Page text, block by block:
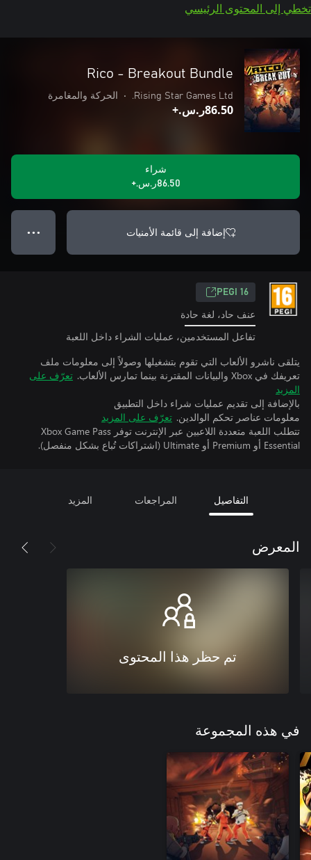
تخطي إلى المحتوى الرئيسي
Rico - Breakout Bundle
Rising Star Games Ltd.
• الحركة والمغامرة
‪ر.س.‏‎86.50‬+
شراء
‪ر.س.‏‎86.50‬+
إضافة إلى قائمة الأمنيات ● ● ●
PEGI 16
عنف حاد، لغة حادة
تفاعل المستخدمين، عمليات الشراء داخل اللعبة
يتلقى ناشرو الألعاب التي تقوم بتشغيلها وصولاً إلى معلومات ملف
تعريفك في Xbox والبيانات المقترنة بينما تمارس الألعاب.
تعرّف على
المزيد
بالإضافة إلى تقديم عمليات شراء داخل التطبيق
معلومات عناصر تحكم الوالدين. تعرّف على المزيد
تتطلب اللعبة متعددة اللاعبين عبر الإنترنت توفر Xbox Game Pass
Essential أو Premium أو Ultimate (اشتراكات تُباع بشكل منفصل).
التفاصيل المراجعات المزيد
المعرض
تم حظر هذا المحتوى
في هذه المجموعة